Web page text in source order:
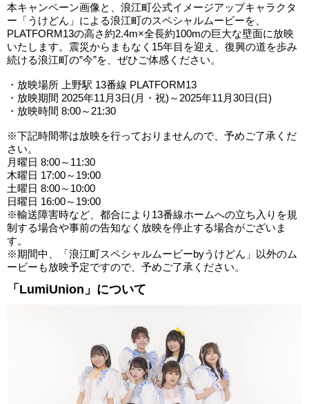
本キャンペーン画像と、浪江町公式イメージアップキャラクタ
ー「うけどん」による浪江町のスペシャルムービーを、
PLATFORM13の高さ約2.4m×全長約100mの巨大な壁面に放映
いたします。震災からまもなく15年目を迎え、復興の道を歩み
続ける浪江町の”今”を、ぜひご体感ください。
・放映場所 上野駅 13番線 PLATFORM13
・放映期間 2025年11月3日(月・祝)～2025年11月30日(日)
・放映時間 8:00～21:30
※下記時間帯は放映を行っておりませんので、予めご了承くだ
さい。
月曜日 8:00～11:30
木曜日 17:00～19:00
土曜日 8:00～10:00
日曜日 16:00～19:00
※輸送障害時など、都合により13番線ホームへの立ち入りを規
制する場合や事前の告知なく放映を停止する場合がございま
す。
※期間中、「浪江町スペシャルムービーbyうけどん」以外のム
ービーも放映予定ですので、予めご了承ください。
「LumiUnion」について